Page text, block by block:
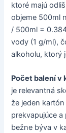
ktoré majú
objeme 500ml
/ 500ml =
vody (1 g/ml),
alkoholu, ktorý
Počet balení v
je relevantná
že jeden
prekvapujúce
bežne býva v